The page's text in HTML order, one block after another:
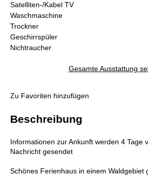
Satelliten-/Kabel TV
Waschmaschine
Trockner
Geschirrspüler
Nichtraucher
Gesamte Ausstattung
Zu Favoriten hinzufügen
Beschreibung
Informationen zur Ankunft werden 4 Tage
Nachricht gesendet
Schönes Ferienhaus in einem Waldgebiet